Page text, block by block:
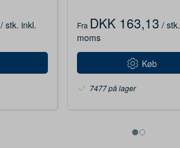
/ stk. inkl.
Fra DKK 163,13 / stk.
moms
Køb
7477 på lager